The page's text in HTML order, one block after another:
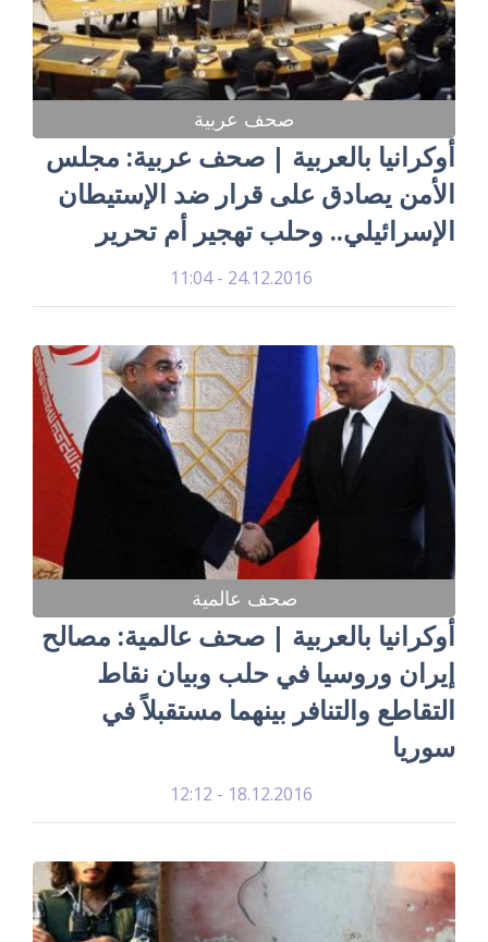
صحف عربية
أوكرانيا بالعربية | صحف عربية: مجلس
الأمن يصادق على قرار ضد الإستيطان
الإسرائيلي.. وحلب تهجير أم تحرير
24.12.2016 - 11:04
صحف عالمية
أوكرانيا بالعربية | صحف عالمية: مصالح
إيران وروسيا في حلب وبيان نقاط
التقاطع والتنافر بينهما مستقبلاً في
سوريا
18.12.2016 - 12:12